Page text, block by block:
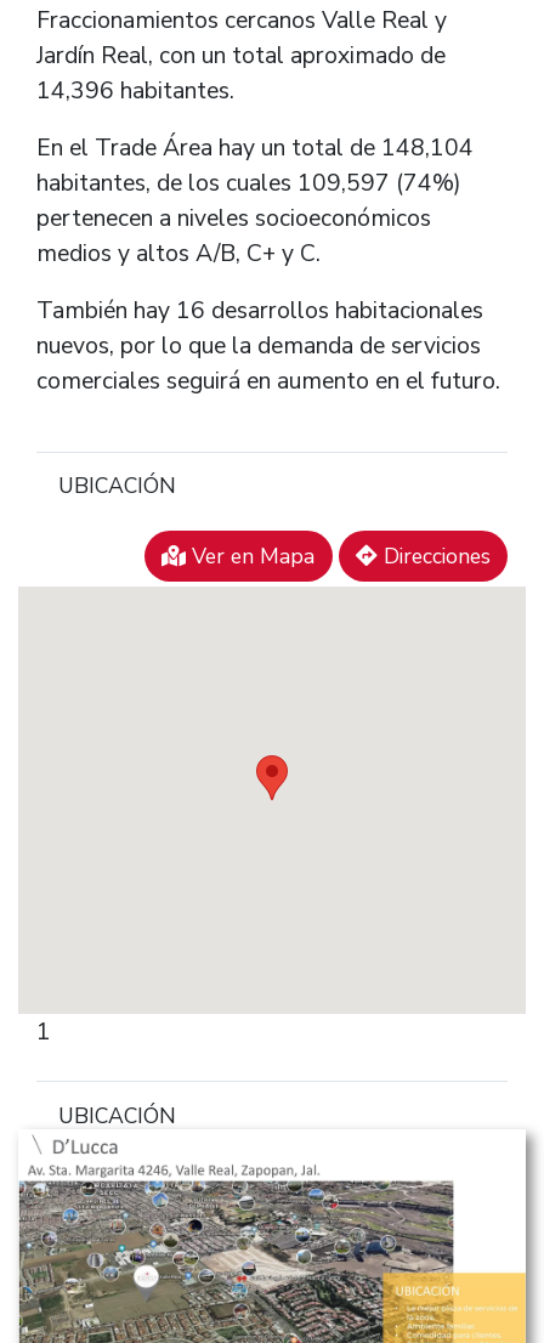
Fraccionamientos cercanos Valle Real y
Jardín Real, con un total aproximado de
14,396 habitantes.
En el Trade Área hay un total de 148,104
habitantes, de los cuales 109,597 (74%)
pertenecen a niveles socioeconómicos
medios y altos A/B, C+ y C.
También hay 16 desarrollos habitacionales
nuevos, por lo que la demanda de servicios
comerciales seguirá en aumento en el futuro.
UBICACIÓN
Ver en Mapa Direcciones
1
UBICACIÓN